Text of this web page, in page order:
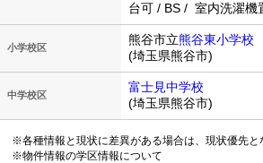
台可 / BS / 室内洗濯機
小学校区
熊谷市立熊谷東小学校
(埼玉県熊谷市)
中学校区
富士見中学校
(埼玉県熊谷市)
※各種情報と現状に差異がある場合は、現状優先と
※物件情報の学区情報について